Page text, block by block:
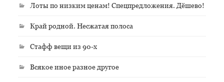
Лоты по низким ценам! Спецпредложения. Дёшево!
Край родной. Несжатая полоса
Стафф вещи из 90-х
Всякое иное разное другое